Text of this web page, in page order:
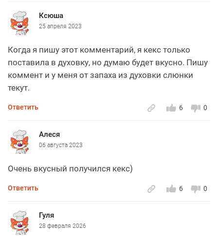
Ксюша
25 апреля 2023
Когда я пишу этот комментарий, я кекс только
поставила в духовку, но думаю будет вкусно. Пишу
коммент и у меня от запаха из духовки слюнки
текут.
0
6
Ответить
Алеся
06 августа 2023
Очень вкусный получился кекс)
0
6
Ответить
Гуля
28 февраля 2026